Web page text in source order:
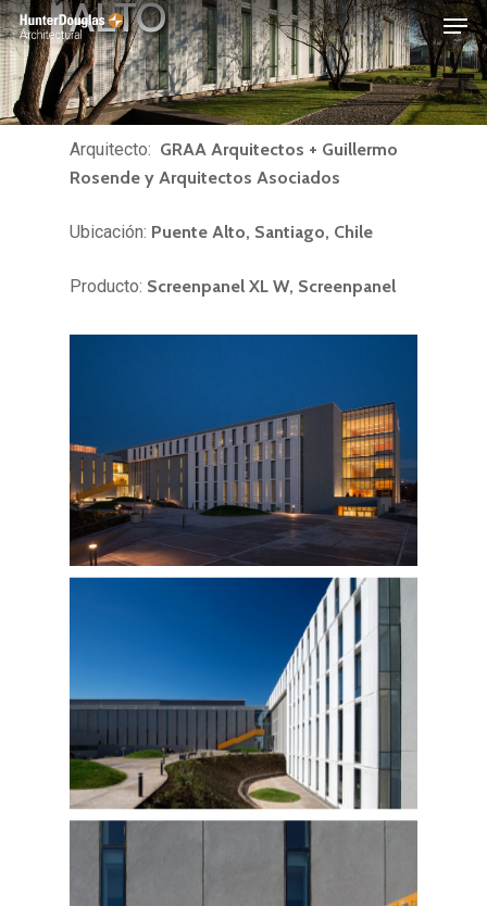
Skip
to
main
content
ALTO
Arquitecto: GRAA Arquitectos + Guillermo
Rosende y Arquitectos Asociados
Ubicación: Puente Alto, Santiago, Chile
Producto: Screenpanel XL W, Screenpanel
Menu